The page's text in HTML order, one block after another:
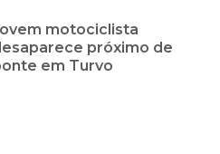
motociclista
próximo de
em Turvo